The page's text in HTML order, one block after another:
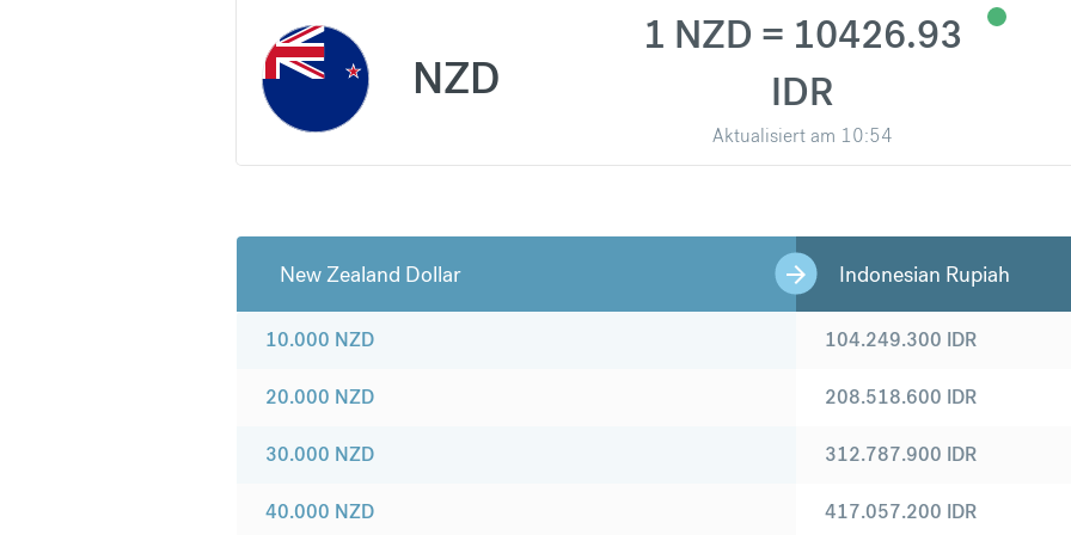
NZD
1 NZD = 10426.93
IDR
Aktualisiert am 10:54
New Zealand Dollar Indonesian Rupiah
10.000 NZD
20.000 NZD
30.000 NZD
40.000 NZD
104.249.300 IDR
208.518.600 IDR
312.787.900 IDR
417.057.200 IDR